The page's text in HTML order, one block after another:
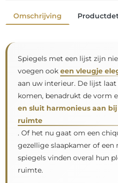
Als u de gewenste
een andere indeling nodig
of per e-mail contact met
die wij kunnen maken zijn
vervaardigen spiegels op
nodigen u uit om uw
ontwerp te sturen naar het
winkel@alfaram.nl.